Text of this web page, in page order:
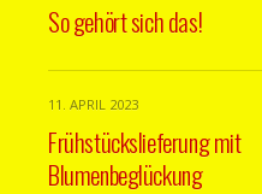
So gehört sich das!
11. APRIL 2023
Frühstückslieferung mit
Blumenbeglückung